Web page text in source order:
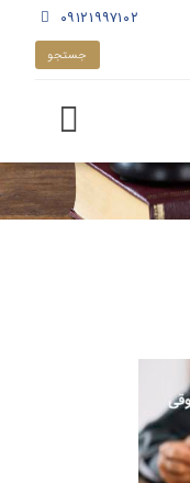
۰۹۱۲۱۹۹۷۱۰۲